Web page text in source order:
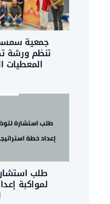
جمعية
تنظم ورشة
المعطيات
طلب
لمواكبة